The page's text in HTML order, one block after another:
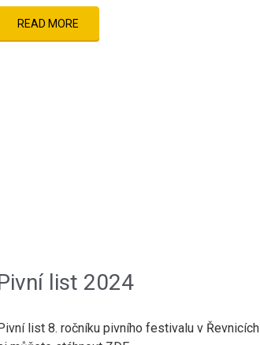
READ MORE
list 2024
list 8. ročníku pivního festivalu v Řevnicích